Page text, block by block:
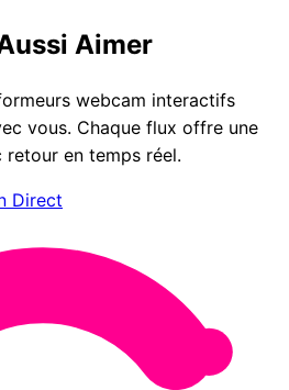
Aimer
webcam interactifs
vous. Chaque flux offre une
retour en temps réel.
Direct